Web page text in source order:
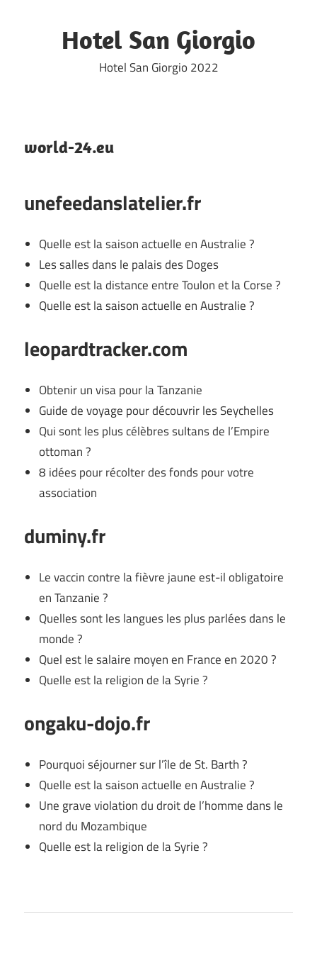
Hotel San Giorgio
Hotel San Giorgio 2022
world-24.eu
unefeedanslatelier.fr
Quelle est la saison actuelle en Australie ?
Les salles dans le palais des Doges
Quelle est la distance entre Toulon et la Corse ?
Quelle est la saison actuelle en Australie ?
leopardtracker.com
Obtenir un visa pour la Tanzanie
Guide de voyage pour découvrir les Seychelles
Qui sont les plus célèbres sultans de l’Empire
ottoman ?
8 idées pour récolter des fonds pour votre
association
duminy.fr
Le vaccin contre la fièvre jaune est-il obligatoire
en Tanzanie ?
Quelles sont les langues les plus parlées dans le
monde ?
Quel est le salaire moyen en France en 2020 ?
Quelle est la religion de la Syrie ?
ongaku-dojo.fr
Pourquoi séjourner sur l’île de St. Barth ?
Quelle est la saison actuelle en Australie ?
Une grave violation du droit de l’homme dans le
nord du Mozambique
Quelle est la religion de la Syrie ?